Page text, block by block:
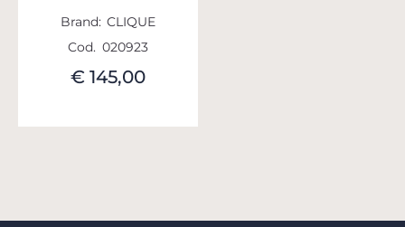
Brand: CLIQUE
Cod. 020923
€ 145,00